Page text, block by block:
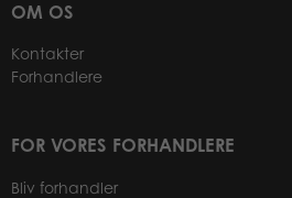
OM OS
Kontakter
Forhandlere
FOR VORES FORHANDLERE
Bliv forhandler